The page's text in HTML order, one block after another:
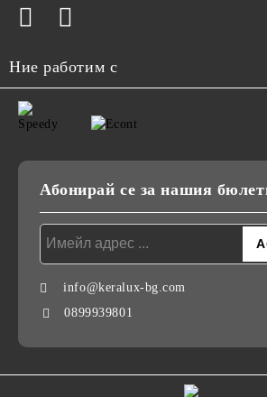
Ние работим с
Абонирай се за нашия
info@keralux-bg.com
0899939801